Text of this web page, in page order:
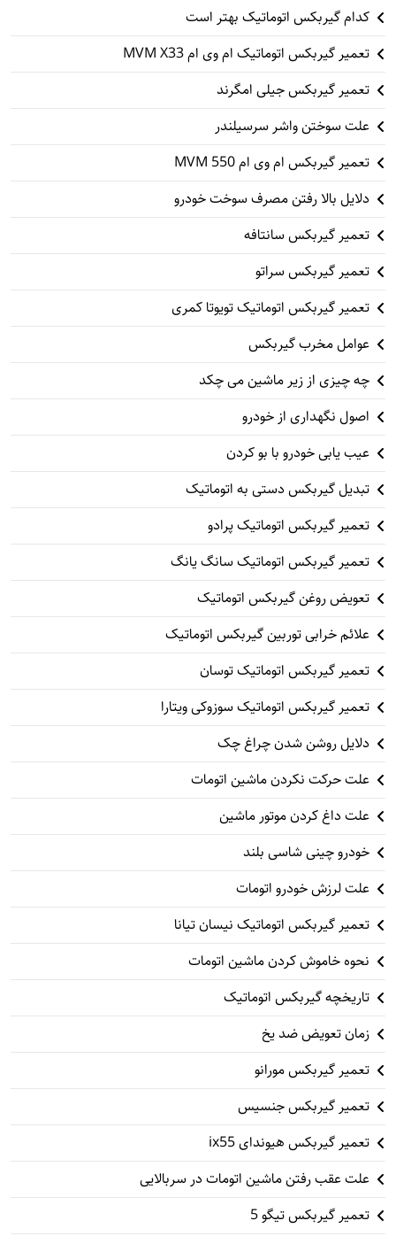
کدام گیربکس اتوماتیک بهتر است
تعمیر گیربکس اتوماتیک ام وی ام MVM X33
تعمیر گیربکس جیلی امگرند
علت سوختن واشر سرسیلندر
تعمیر گیربکس ام وی ام 550 MVM
دلایل بالا رفتن مصرف سوخت خودرو
تعمیر گیربکس سانتافه
تعمیر گیربکس سراتو
تعمیر گیربکس اتوماتیک تویوتا کمری
عوامل مخرب گیربکس
چه چیزی از زیر ماشین می چکد
اصول نگهداری از خودرو
عیب یابی خودرو با بو کردن
تبدیل گیربکس دستی به اتوماتیک
تعمیر گیربکس اتوماتیک پرادو
تعمیر گیربکس اتوماتیک سانگ یانگ
تعویض روغن گیربکس اتوماتیک
علائم خرابی توربین گیربکس اتوماتیک
تعمیر گیربکس اتوماتیک توسان
تعمیر گیربکس اتوماتیک سوزوکی ویتارا
دلایل روشن شدن چراغ چک
علت حرکت نکردن ماشین اتومات
علت داغ کردن موتور ماشین
خودرو چینی شاسی بلند
علت لرزش خودرو اتومات
تعمیر گیربکس اتوماتیک نیسان تیانا
نحوه خاموش کردن ماشین اتومات
تاریخچه گیربکس اتوماتیک
زمان تعویض ضد یخ
تعمیر گیربکس مورانو
تعمیر گیربکس جنسیس
تعمیر گیربکس هیوندای ix55
علت عقب رفتن ماشین اتومات در سربالایی
تعمیر گیربکس تیگو 5